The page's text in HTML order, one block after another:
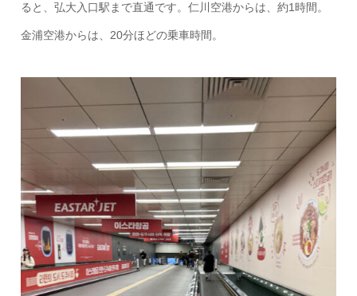
ると、弘大入口駅まで直通です。仁川空港からは、約1時間。
金浦空港からは、20分ほどの乗車時間。